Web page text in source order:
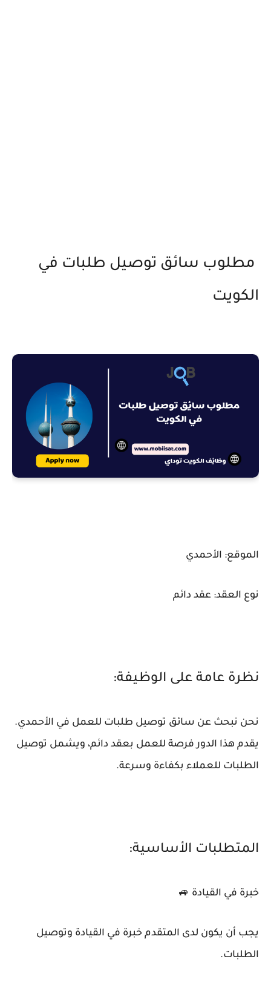
مطلوب سائق توصيل طلبات في
الكويت
الموقع: الأحمدي
نوع العقد: عقد دائم
نظرة عامة على الوظيفة:
نحن نبحث عن سائق توصيل طلبات للعمل في الأحمدي.
يقدم هذا الدور فرصة للعمل بعقد دائم، ويشمل توصيل
الطلبات للعملاء بكفاءة وسرعة.
المتطلبات الأساسية:
خبرة في القيادة 🚙
يجب أن يكون لدى المتقدم خبرة في القيادة وتوصيل
الطلبات.